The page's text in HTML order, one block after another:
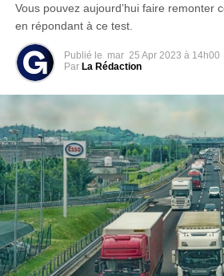
Vous pouvez aujourd’hui faire remonter
en répondant à ce test.
Publié le mar 25 Apr 2023 à 14h00
Par La Rédaction